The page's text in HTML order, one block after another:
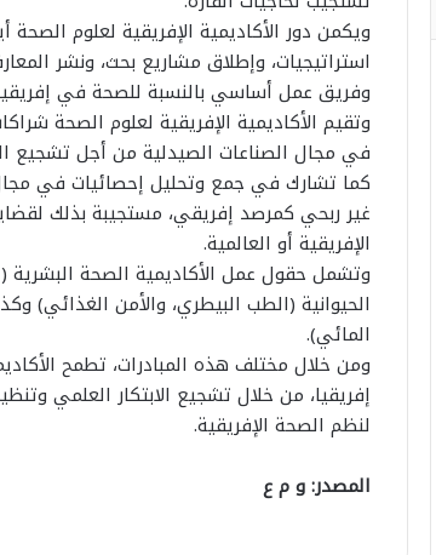
ويكمن دور الأكاديمية الإفريقية لعلوم
استراتيجيات، وإطلاق مشاريع بحث، ونشر
وفريق عمل أساسي بالنسبة للصحة في
وتقيم الأكاديمية الإفريقية لعلوم الصحة
في مجال الصناعات الصيدلية من أجل تشجيع
كما تشارك في جمع وتحليل إحصائيات في
غير ربحي كمرصد إفريقي، مستجيبة بذلك
الإفريقية أو العالمية.
وتشمل حقول عمل الأكاديمية الصحة البشرية
الحيوانية (الطب البيطري، والأمن الغذائي)
المائي).
ومن خلال مختلف هذه المبادرات، تطمح
إفريقيا، من خلال تشجيع الابتكار العلمي
لنظم الصحة الإفريقية.
المصدر: و م ع